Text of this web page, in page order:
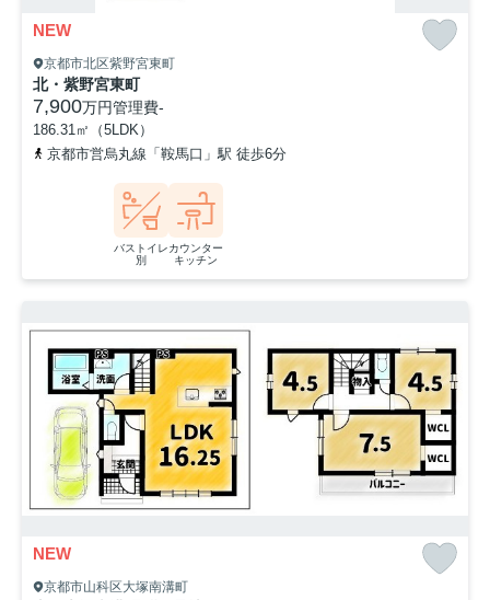
NEW
京都市北区紫野宮東町
北・紫野宮東町
7,900万円管理費-
186.31㎡（5LDK）
京都市営烏丸線「鞍馬口」駅 徒歩6分
バストイレ
別
カウンター
キッチン
NEW
京都市山科区大塚南溝町